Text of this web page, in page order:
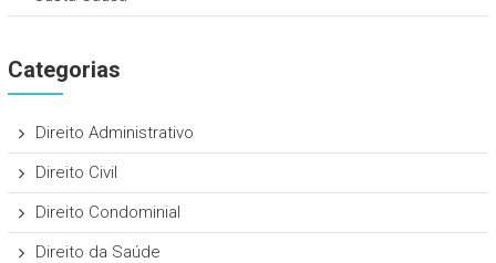
Categorias
Direito Administrativo
Direito Civil
Direito Condominial
Direito da Saúde